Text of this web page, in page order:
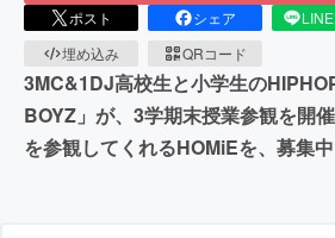
ポスト シェア
埋め込み
QRコード
3MC&1DJ高校生と小学生の
BOYZ」が、3学期末授業参観を開
を参観してくれるHOMiEを、募集中